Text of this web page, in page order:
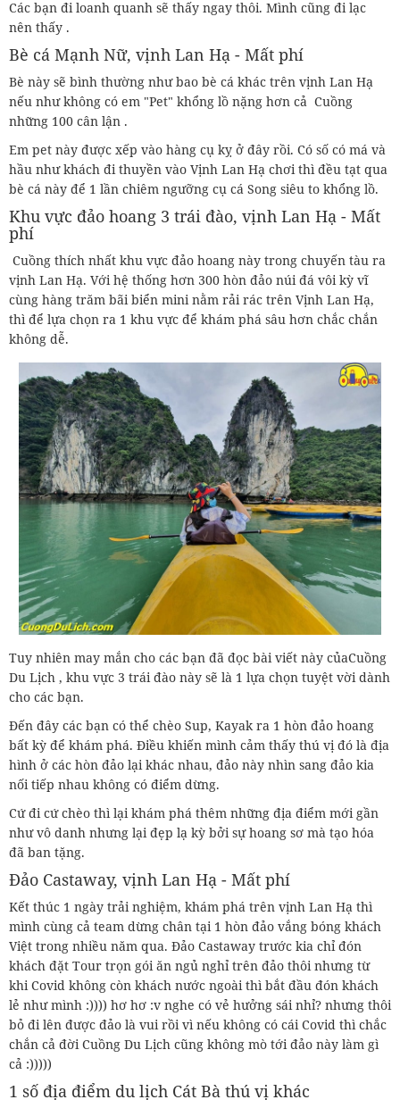
Các bạn đi loanh quanh sẽ thấy ngay thôi. Mình cũng đi lạc
nên thấy .
Bè cá Mạnh Nữ, vịnh Lan Hạ - Mất phí
Bè này sẽ bình thường như bao bè cá khác trên vịnh Lan Hạ
nếu như không có em "Pet" khổng lồ nặng hơn cả Cuồng
những 100 cân lận .
Em pet này được xếp vào hàng cụ kỵ ở đây rồi. Có số có má và
hầu như khách đi thuyền vào Vịnh Lan Hạ chơi thì đều tạt qua
bè cá này để 1 lần chiêm ngưỡng cụ cá Song siêu to khổng lồ.
Khu vực đảo hoang 3 trái đào, vịnh Lan Hạ - Mất
phí
Cuồng thích nhất khu vực đảo hoang này trong chuyến tàu ra
vịnh Lan Hạ. Với hệ thống hơn 300 hòn đảo núi đá vôi kỳ vĩ
cùng hàng trăm bãi biển mini nằm rải rác trên Vịnh Lan Hạ,
thì để lựa chọn ra 1 khu vực để khám phá sâu hơn chắc chắn
không dễ.
Tuy nhiên may mắn cho các bạn đã đọc bài viết này củaCuồng
Du Lịch , khu vực 3 trái đào này sẽ là 1 lựa chọn tuyệt vời dành
cho các bạn.
Đến đây các bạn có thể chèo Sup, Kayak ra 1 hòn đảo hoang
bất kỳ để khám phá. Điều khiến mình cảm thấy thú vị đó là địa
hình ở các hòn đảo lại khác nhau, đảo này nhìn sang đảo kia
nối tiếp nhau không có điểm dừng.
Cứ đi cứ chèo thì lại khám phá thêm những địa điểm mới gần
như vô danh nhưng lại đẹp lạ kỳ bởi sự hoang sơ mà tạo hóa
đã ban tặng.
Đảo Castaway, vịnh Lan Hạ - Mất phí
Kết thúc 1 ngày trải nghiệm, khám phá trên vịnh Lan Hạ thì
mình cùng cả team dừng chân tại 1 hòn đảo vắng bóng khách
Việt trong nhiều năm qua. Đảo Castaway trước kia chỉ đón
khách đặt Tour trọn gói ăn ngủ nghỉ trên đảo thôi nhưng từ
khi Covid không còn khách nước ngoài thì bắt đầu đón khách
lẻ như mình :)))) hơ hơ :v nghe có vẻ hưởng sái nhỉ? nhưng thôi
bỏ đi lên được đảo là vui rồi vì nếu không có cái Covid thì chắc
chắn cả đời Cuồng Du Lịch cũng không mò tới đảo này làm gì
cả :)))))
1 số địa điểm du lịch Cát Bà thú vị khác